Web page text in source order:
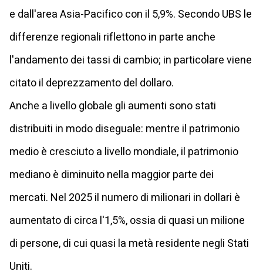
e dall'area Asia-Pacifico con il 5,9%. Secondo UBS le
differenze regionali riflettono in parte anche
l'andamento dei tassi di cambio; in particolare viene
citato il deprezzamento del dollaro.
Anche a livello globale gli aumenti sono stati
distribuiti in modo diseguale: mentre il patrimonio
medio è cresciuto a livello mondiale, il patrimonio
mediano è diminuito nella maggior parte dei
mercati. Nel 2025 il numero di milionari in dollari è
aumentato di circa l'1,5%, ossia di quasi un milione
di persone, di cui quasi la metà residente negli Stati
Uniti.